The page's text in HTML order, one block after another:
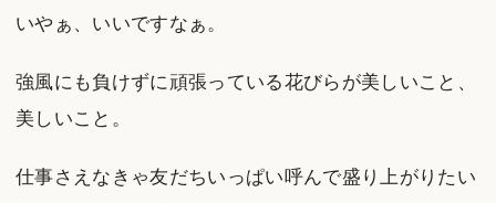
いやぁ、いいですなぁ。
強風にも負けずに頑張っている花びらが美しいこと、
美しいこと。
仕事さえなきゃ友だちいっぱい呼んで盛り上がりたい